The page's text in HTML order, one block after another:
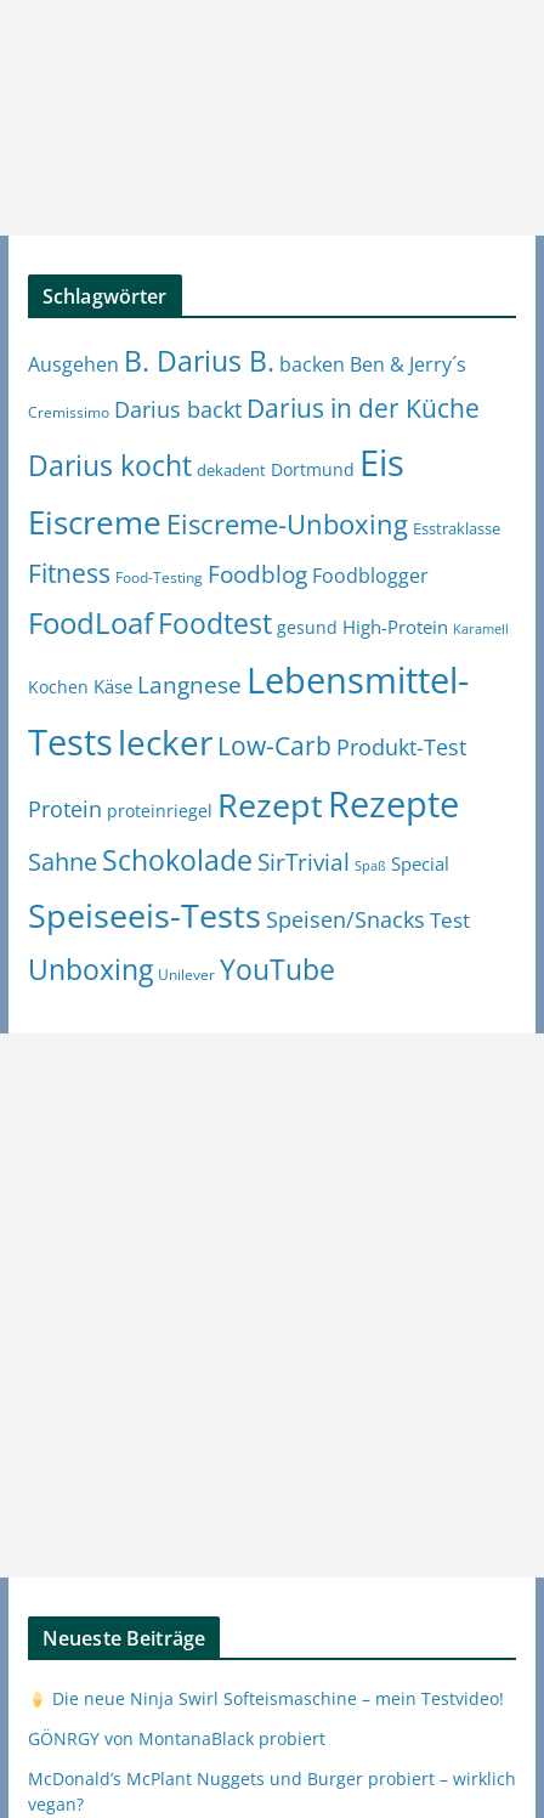
Schlagwörter
Ausgehen B. Darius B. backen Ben & Jerry´s
Cremissimo Darius backt Darius in der Küche
Darius kocht dekadent Dortmund Eis
Eiscreme Eiscreme-Unboxing Esstraklasse
Fitness Food-Testing Foodblog Foodblogger
FoodLoaf Foodtest gesund High-Protein Karamell
Kochen Käse Langnese Lebensmittel-
Testslecker Low-Carb Produkt-Test
Protein proteinriegel RezeptRezepte
SahneSchokolade SirTrivial Spaß Special
Speiseeis-Tests Speisen/Snacks Test
Unboxing Unilever YouTube
Neueste Beiträge
Die neue Ninja Swirl Softeismaschine – mein Testvideo!
GÖNRGY von MontanaBlack probiert
McDonald’s McPlant Nuggets und Burger probiert – wirklich
vegan?